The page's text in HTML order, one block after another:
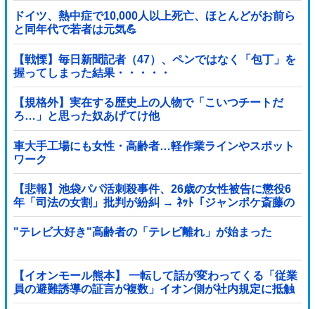
ドイツ、熱中症で10,000人以上死亡、ほとんどがお前ら
と同年代で若者は元気💪
【戦慄】毎日新聞記者（47）、ペンではなく「包丁」を
握ってしまった結果・・・・・
【規格外】実在する歴史上の人物で「こいつチートだ
ろ…」と思った奴あげてけ他
車大手工場にも女性・高齢者…軽作業ラインやスポット
ワーク
【悲報】池袋パパ活刺殺事件、26歳の女性被告に懲役6
年「司法の女割」批判が紛糾 → ﾈｯﾄ「ジャンポケ斎藤の
罪より軽くて草」ｗｗｗｗｗｗｗｗｗｗｗｗｗｗｗｗ
"テレビ大好き"高齢者の「テレビ離れ」が始まった
【イオンモール熊本】 一転して話が変わってくる「従業
員の避難誘導の証言が複数」イオン側が社内規定に抵触
していた疑い